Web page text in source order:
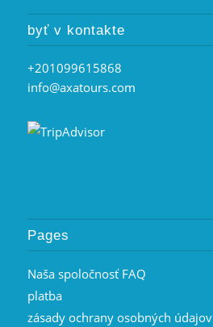
byť v kontakte
+201099615868
info@axatours.com
Pages
Naša spoločnosť FAQ
platba
zásady ochrany osobných údajov